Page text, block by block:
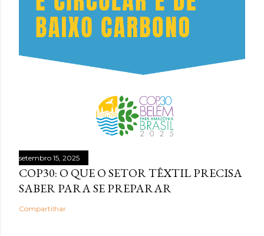
setembro 15, 2025
COP30: O QUE O SETOR TÊXTIL PRECISA
SABER PARA SE PREPARAR
Compartilhar